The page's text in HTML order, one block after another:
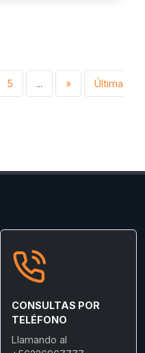
5 ... »
Última
CONSULTAS POR
TELÉFONO
Llamando al